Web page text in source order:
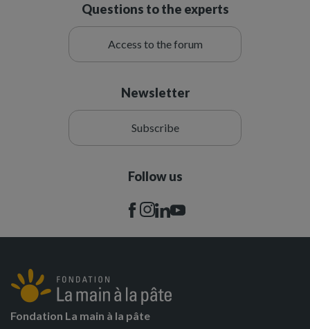
Questions to the experts
Access to the forum
Newsletter
Subscribe
Follow us
Fondation La main à la pâte